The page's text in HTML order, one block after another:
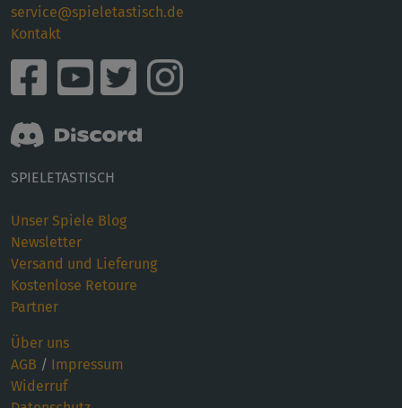
service@spieletastisch.de
Kontakt
SPIELETASTISCH
Unser Spiele Blog
Newsletter
Versand und Lieferung
Kostenlose Retoure
Partner
Über uns
AGB / Impressum
Widerruf